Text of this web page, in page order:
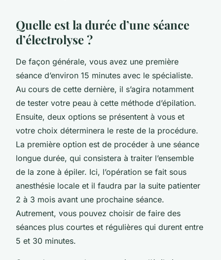
Quelle est la durée d’une séance
d’électrolyse ?
De façon générale, vous avez une première
séance d’environ 15 minutes avec le spécialiste.
Au cours de cette dernière, il s’agira notamment
de tester votre peau à cette méthode d’épilation.
Ensuite, deux options se présentent à vous et
votre choix déterminera le reste de la procédure.
La première option est de procéder à une séance
longue durée, qui consistera à traiter l’ensemble
de la zone à épiler. Ici, l’opération se fait sous
anesthésie locale et il faudra par la suite patienter
2 à 3 mois avant une prochaine séance.
Autrement, vous pouvez choisir de faire des
séances plus courtes et régulières qui durent entre
5 et 30 minutes.